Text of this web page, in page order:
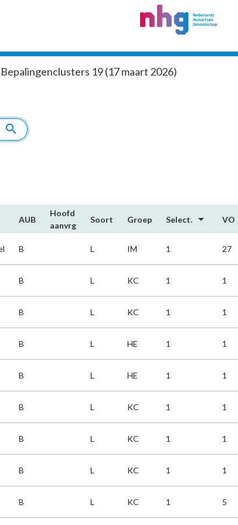
19 (17 maart 2026)
search
AUB
Hoofd​
aanvrg
Soort Groep Select. arrow_drop_down VO
B L IM 1 27
B L KC 1 1
B L KC 1 1
B L HE 1 1
B L HE 1 1
B L KC 1 1
B L KC 1 1
B L KC 1 1
B L KC 1 5